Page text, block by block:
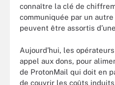
connaître la clé de
communiquée par un
peuvent être assortis
Aujourd’hui, les
appel aux dons, pour
de ProtonMail qui doit en
de couvrir les coûts